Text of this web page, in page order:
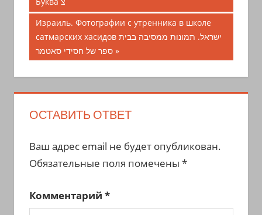
по
записям
Следующая
запись:
Израиль. Фотографии с утренника в школе
сатмарских хасидов ישראל. תמונות ממסיבה בבית
ספר של חסידי סאטמר
ОСТАВИТЬ ОТВЕТ
Ваш адрес email не будет опубликован.
Обязательные поля помечены *
Комментарий *